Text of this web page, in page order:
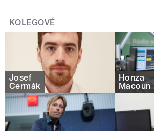
KOLEGOVÉ
Josef
Čermák
Honza
Macoun